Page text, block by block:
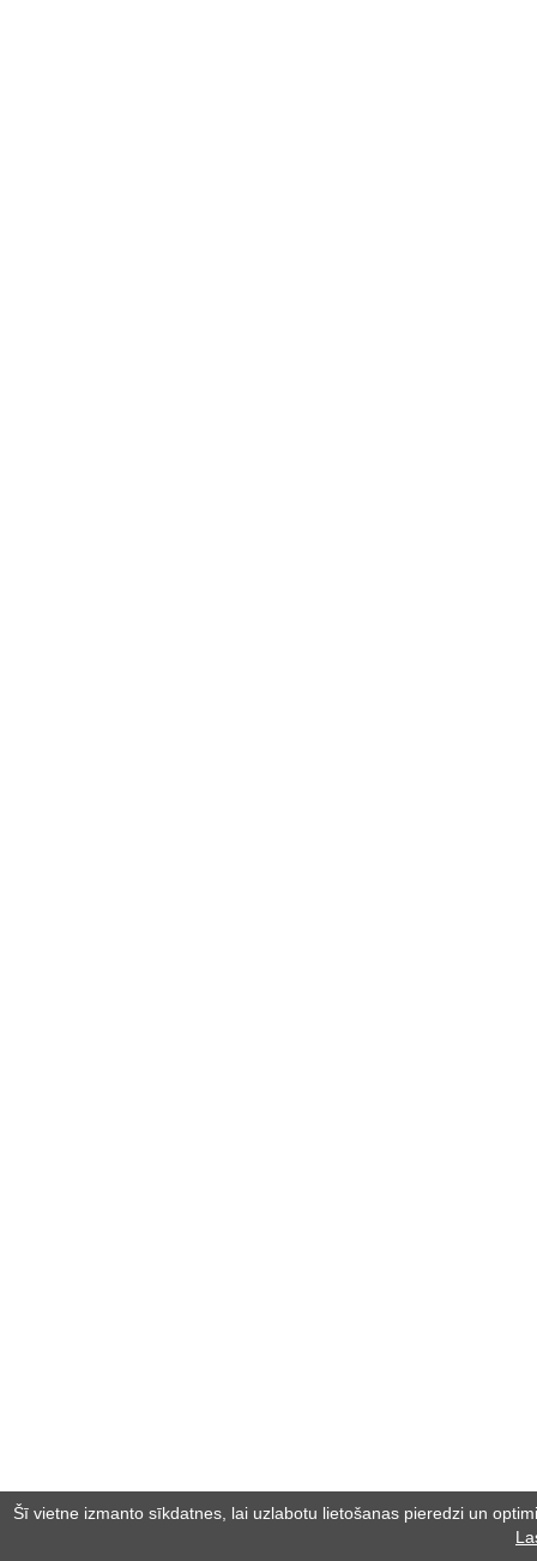
Šī vietne izmanto sīkdatnes, lai uzlabotu lietošanas pieredzi un